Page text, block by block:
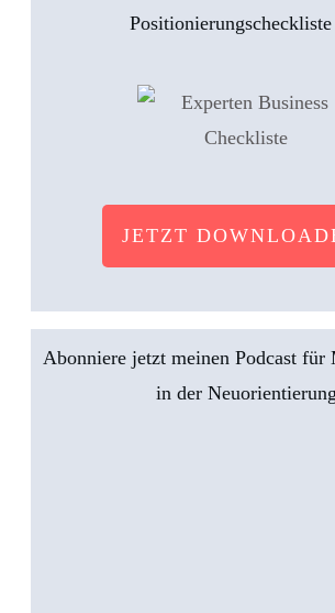
Positionierungscheckliste
JETZT
Abonniere jetzt meinen Podcast für
in der Neuorientierung